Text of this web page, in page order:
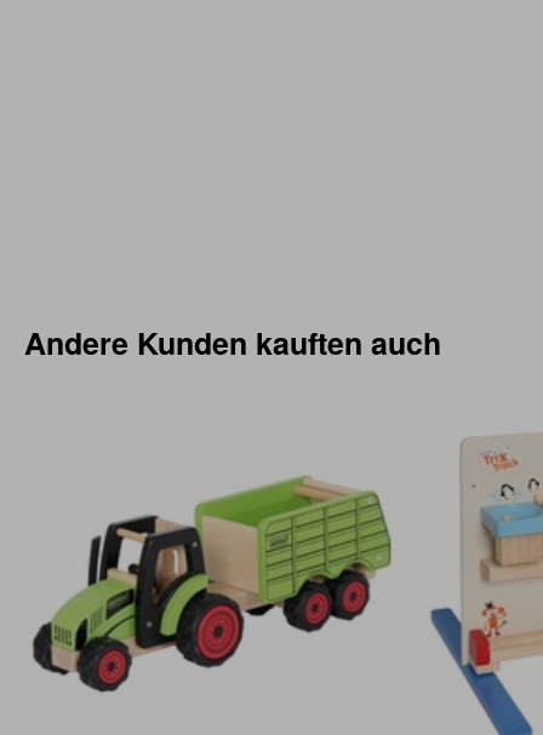
Andere Kunden kauften auch